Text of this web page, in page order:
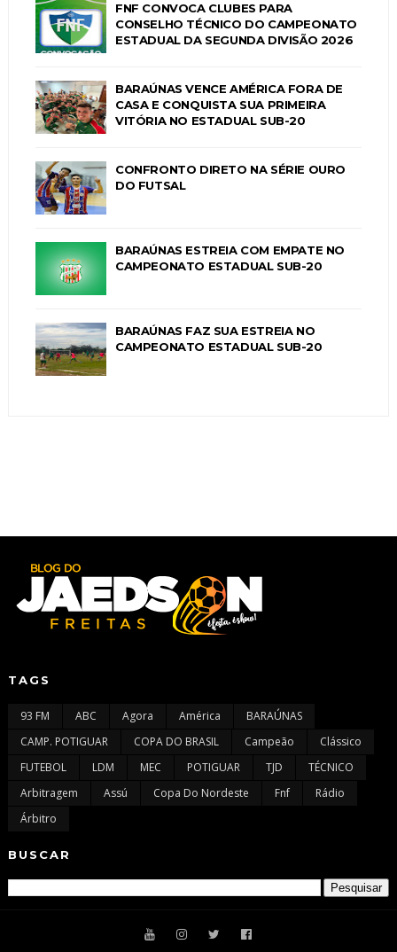
FNF CONVOCA CLUBES PARA
CONSELHO TÉCNICO DO CAMPEONATO
ESTADUAL DA SEGUNDA DIVISÃO 2026
BARAÚNAS VENCE AMÉRICA FORA DE
CASA E CONQUISTA SUA PRIMEIRA
VITÓRIA NO ESTADUAL SUB-20
CONFRONTO DIRETO NA SÉRIE OURO
DO FUTSAL
BARAÚNAS ESTREIA COM EMPATE NO
CAMPEONATO ESTADUAL SUB-20
BARAÚNAS FAZ SUA ESTREIA NO
CAMPEONATO ESTADUAL SUB-20
TAGS
93 FM ABC Agora América
BARAÚNAS
CAMP. POTIGUAR
COPA DO BRASIL Campeão
Clássico
FUTEBOL
LDM MEC POTIGUAR TJD
TÉCNICO
Arbitragem
Assú Copa Do Nordeste Fnf
Rádio
Árbitro
BUSCAR